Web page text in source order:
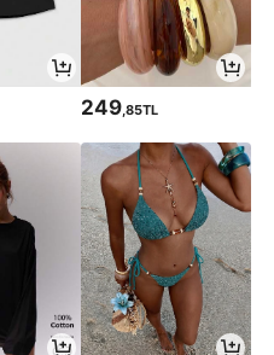
249 ,85TL